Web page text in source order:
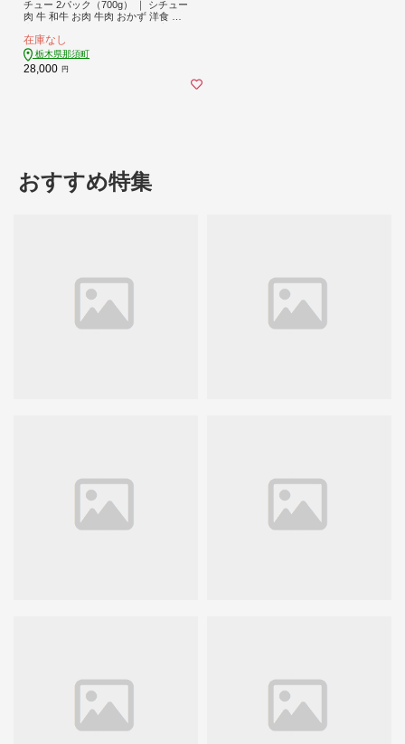
チュー 2パック（700g） ｜ シチュー
肉 牛 和牛 お肉 牛肉 おかず 洋食 国
定不可
在庫なし
栃木県那須町
28,000 円
おすすめ特集